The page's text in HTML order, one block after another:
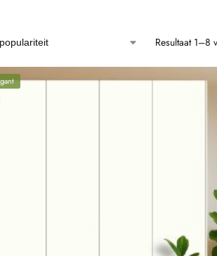
Resultaat 1–8